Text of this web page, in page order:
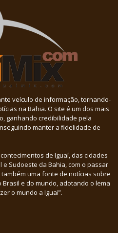
veículo de informação, tornando-
na Bahia. O site é um dos mais
ganhando credibilidade pela
manter a fidelidade de
de Iguaí, das cidades
Sudoeste da Bahia, com o passar
uma fonte de notícias sobre
e do mundo, adotando o lema
o mundo a Iguaí”.